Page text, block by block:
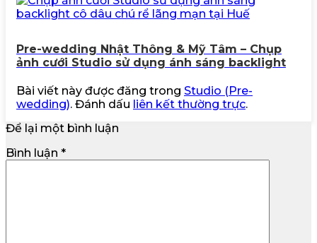
Pre-wedding Nhật Thông & Mỹ Tâm – Chụp
ảnh cưới Studio sử dụng ánh sáng backlight
Bài viết này được đăng trong Studio (Pre-
wedding). Đánh dấu liên kết thường trực.
Để lại một bình luận
Bình luận *